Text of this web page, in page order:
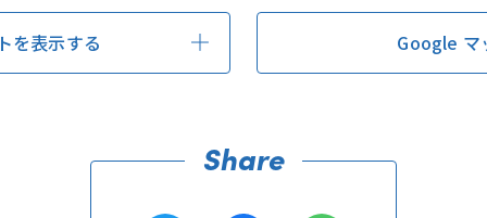
を表示する Google マ